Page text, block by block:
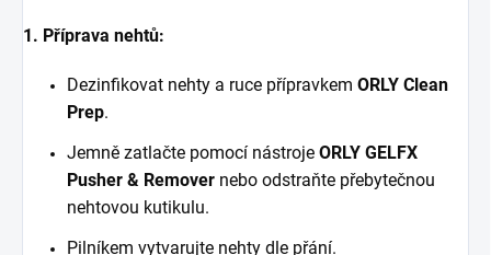
1. Příprava nehtů:
Dezinfikovat nehty a ruce přípravkem ORLY Clean
Prep.
Jemně zatlačte pomocí nástroje ORLY GELFX
Pusher & Remover nebo odstraňte přebytečnou
nehtovou kutikulu.
Pilníkem vytvarujte nehty dle přání.